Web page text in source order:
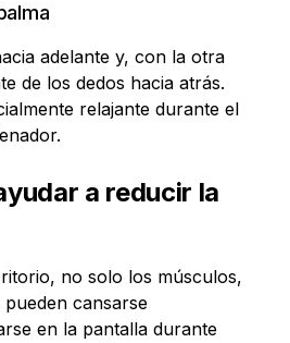
adelante y, con la otra
de los dedos hacia atrás.
relajante durante el
a reducir la
no solo los músculos,
cansarse
en la pantalla durante